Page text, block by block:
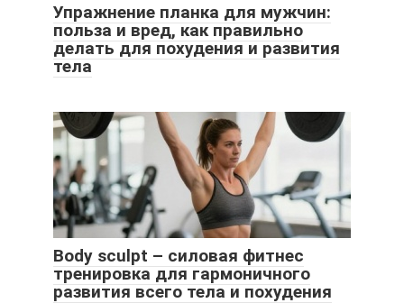
Упражнение планка для мужчин:
польза и вред, как правильно
делать для похудения и развития
тела
Body sculpt – силовая фитнес
тренировка для гармоничного
развития всего тела и похудения